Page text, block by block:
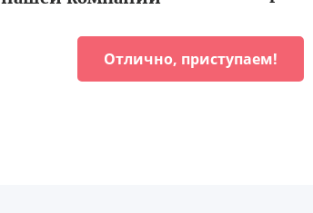
Отлично, приступаем!